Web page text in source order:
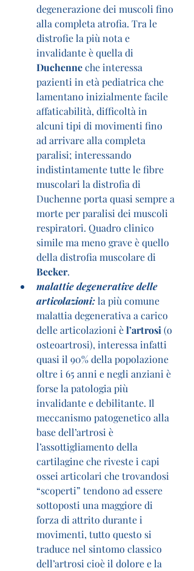
degenerazione dei muscoli fino
alla completa atrofia. Tra le
distrofie la più nota e
invalidante è quella di
Duchenne che interessa
pazienti in età pediatrica che
lamentano inizialmente facile
affaticabilità, difficoltà in
alcuni tipi di movimenti fino
ad arrivare alla completa
paralisi; interessando
indistintamente tutte le fibre
muscolari la distrofia di
Duchenne porta quasi sempre a
morte per paralisi dei muscoli
respiratori. Quadro clinico
simile ma meno grave è quello
della distrofia muscolare di
Becker.
malattie degenerative delle
articolazioni: la più comune
malattia degenerativa a carico
delle articolazioni è l’artrosi (o
osteoartrosi), interessa infatti
quasi il 90% della popolazione
oltre i 65 anni e negli anziani è
forse la patologia più
invalidante e debilitante. Il
meccanismo patogenetico alla
base dell’artrosi è
l’assottigliamento della
cartilagine che riveste i capi
ossei articolari che trovandosi
“scoperti” tendono ad essere
sottoposti una maggiore di
forza di attrito durante i
movimenti, tutto questo si
traduce nel sintomo classico
dell’artrosi cioè il dolore e la